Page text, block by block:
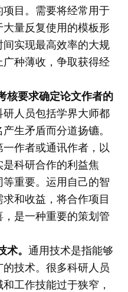
目。需要将经常用于
量反复使用的模板形
实现最高效率的大规
种薄收，争取获得经
核要求确定论文作者的
研人员包括学界大师都
生矛盾而分道扬镳。
作者或通讯作者，以
科研合作的利益焦
重要。运用自己的智
和收益，将合作项目
是一种重要的策划管
。 通用技术是指能够
技术。很多科研人员
工作技能过于狭窄，